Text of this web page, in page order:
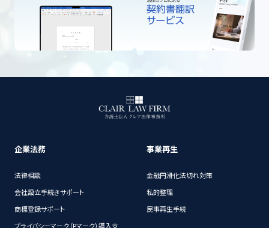
企業法務
法律相談
会社設立手続きサポート
商標登録サポート
事業再生
金融円滑化法切れ対策
私的整理
民事再生手続